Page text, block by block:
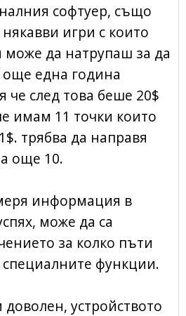
софтуер, също
игри с които
да натрупаш за да
една година
че след това беше 20$
имам 11 точки които
трябва да направя
още 10.
информация в
може да са
за колко пъти
функции.
устройството